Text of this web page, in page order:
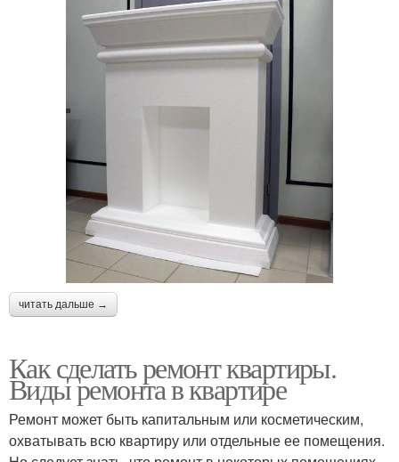
читать дальше →
Как сделать ремонт квартиры.
Виды ремонта в квартире
Ремонт может быть капитальным или косметическим,
охватывать всю квартиру или отдельные ее помещения.